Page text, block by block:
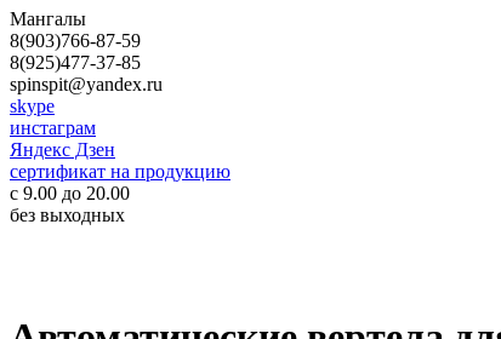
Мангалы
8(903)766-87-59
8(925)477-37-85
spinspit@yandex.ru
skype
инстаграм
Яндекс Дзен
сертификат на продукцию
c 9.00 до 20.00
без выходных